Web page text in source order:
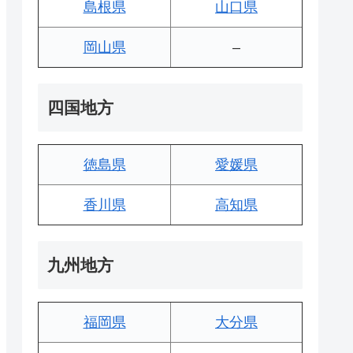
島根県 山口県
岡山県 –
四国地方
徳島県 愛媛県
香川県 高知県
九州地方
福岡県 大分県